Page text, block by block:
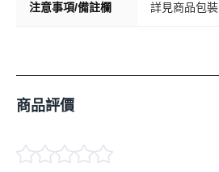
注意事項/備註欄 詳見商品包裝
商品評價